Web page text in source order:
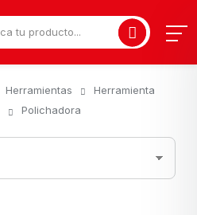
Herramientas
Herramienta
Polichadora